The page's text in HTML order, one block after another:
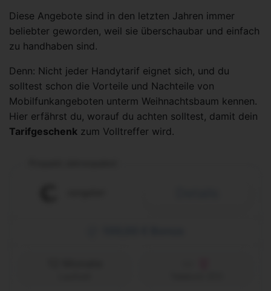
Diese Angebote sind in den letzten Jahren immer
beliebter geworden, weil sie überschaubar und einfach
zu handhaben sind.
Denn: Nicht jeder Handytarif eignet sich, und du
solltest schon die Vorteile und Nachteile von
Mobilfunkangeboten unterm Weihnachtsbaum kennen.
Hier erfährst du, worauf du achten solltest, damit dein
Tarifgeschenk zum Volltreffer wird.